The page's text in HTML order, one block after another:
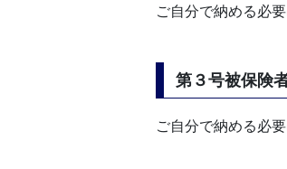
ご自分で納める必
第３号被保険
ご自分で納める必